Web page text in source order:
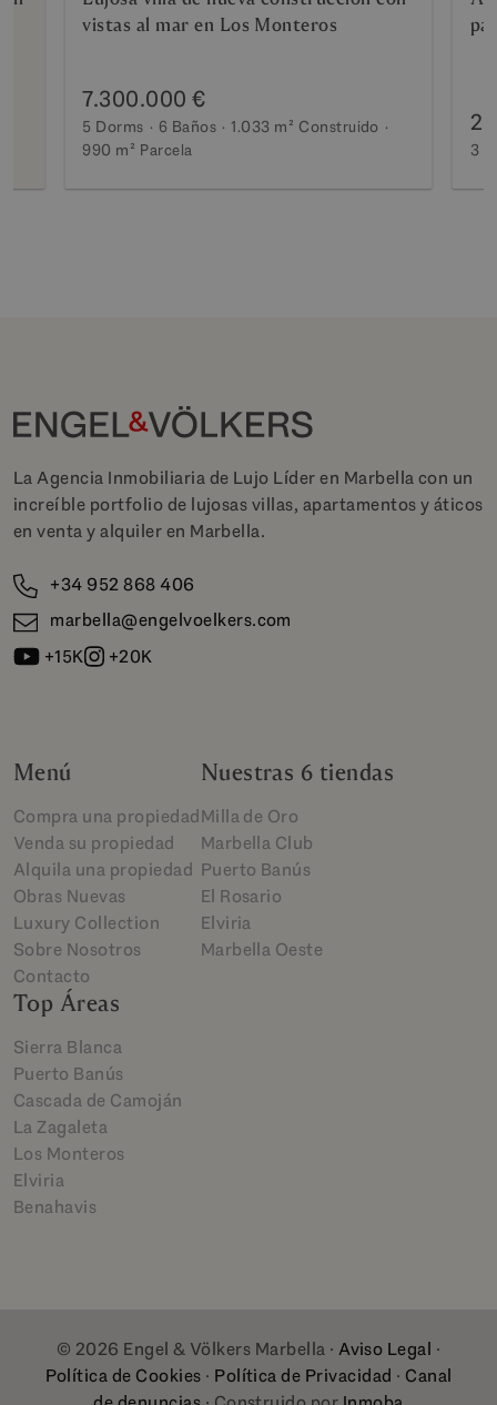
vistas al mar en Los Monteros
7.300.000 €
5 Dorms 6 Baños 1.033 m² Construido
990 m² Parcela 3
La Agencia Inmobiliaria de Lujo Líder en Marbella con un
increíble portfolio de lujosas villas, apartamentos y áticos
en venta y alquiler en Marbella.
+34 952 868 406
marbella@engelvoelkers.com
+15K
+20K
Menú
Compra una propiedad
Venda su propiedad
Alquila una propiedad
Obras Nuevas
Luxury Collection
Sobre Nosotros
Contacto
Nuestras 6 tiendas
Milla de Oro
Marbella Club
Puerto Banús
El Rosario
Elviria
Marbella Oeste
Top Áreas
Sierra Blanca
Puerto Banús
Cascada de Camoján
La Zagaleta
Los Monteros
Elviria
Benahavis
© 2026 Engel & Völkers Marbella ·Aviso Legal ·
Política de Cookies · Política de Privacidad · Canal